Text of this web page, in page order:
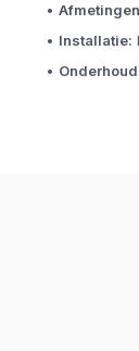
•
• Installatie:
•